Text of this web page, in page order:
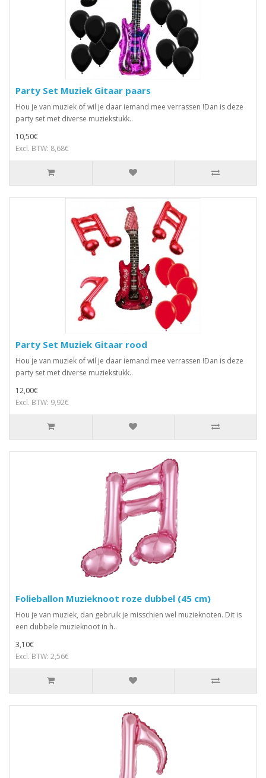
Party Set Muziek Gitaar paars
Hou je van muziek of wil je daar iemand mee verrassen !Dan is deze
party set met diverse muziekstukk..
10,50€
Excl. BTW: 8,68€
Party Set Muziek Gitaar rood
Hou je van muziek of wil je daar iemand mee verrassen !Dan is deze
party set met diverse muziekstukk..
12,00€
Excl. BTW: 9,92€
Folieballon Muzieknoot roze dubbel (45 cm)
Hou je van muziek, dan gebruik je misschien wel muzieknoten. Dit is
een dubbele muzieknoot in h..
3,10€
Excl. BTW: 2,56€